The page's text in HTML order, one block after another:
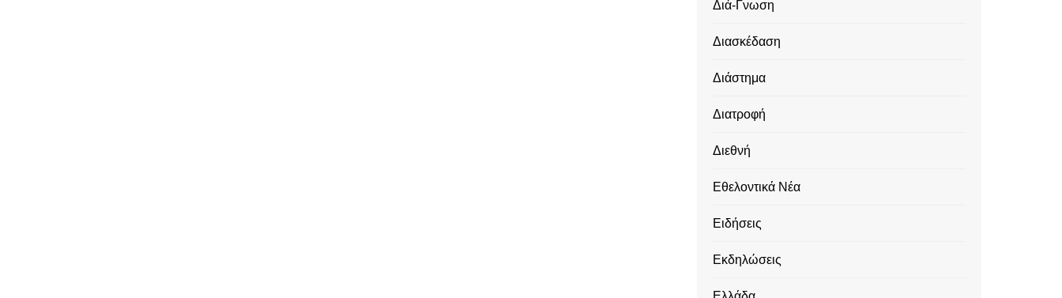
Διά-Γνωση
Διασκέδαση
Διάστημα
Διατροφή
Διεθνή
Εθελοντικά Νέα
Ειδήσεις
Εκδηλώσεις